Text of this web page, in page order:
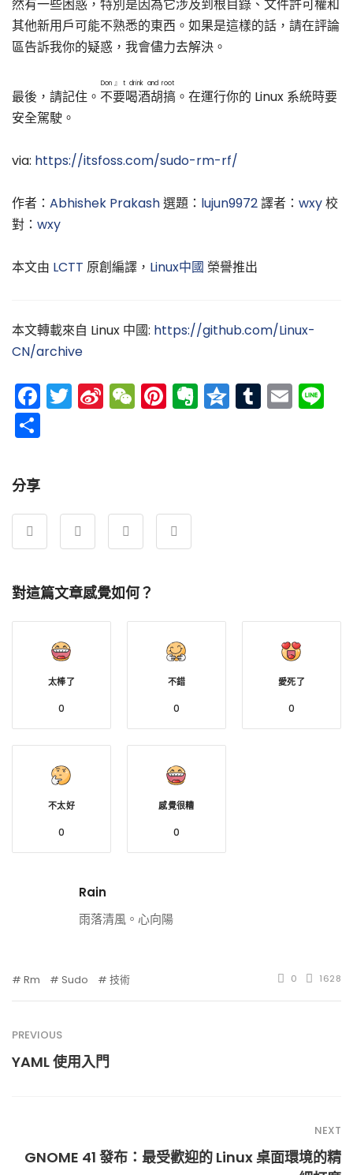
然有一些困惑，特別是因為它涉及到根目錄、文件許可權和
其他新用戶可能不熟悉的東西。如果是這樣的話，請在評論
區告訴我你的疑惑，我會儘力去解決。
最後，請記住。 不要喝酒胡搞
Don』t drink and root
。在運行你的 Linux 系統時要
安全駕駛。
via: https://itsfoss.com/sudo-rm-rf/
作者： Abhishek Prakash選題： lujun9972譯者： wxy校
對： wxy
本文由 LCTT 原創編譯， Linux中國 榮譽推出
本文轉載來自 Linux 中國: https://github.com/Linux-
CN/archive
Facebook
Twitter
Sina
Weibo
WeChat
Pinterest
Evernote
Qzone
Tumblr
分享
對這篇文章感覺如何？
太棒了
0
不錯
0
愛死了
0
不太好
0
感覺很糟
0
Rain
雨落清風。心向陽
Rm Sudo 技術 0 1628
PREVIOUS
YAML 使用入門
NEXT
GNOME 41 發布：最受歡迎的 Linux 桌面環境的精